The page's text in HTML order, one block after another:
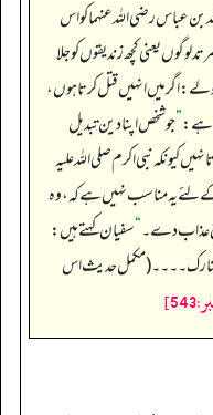
بن عباس رضی اللہ عنہما کو اس
لوگوں یعنی کچھ زندیقوں کو جلا
اگر میں انہیں قتل کرتا ہوں،
ہے:”جو شخص اپنا دین تبدیل
کیونکہ نبی اکرم صلی اللہ علیہ
یہ مناسب نہیں ہے کہ، وہ
عذاب دے۔“سفیان کہتے ہیں:
ک۔۔۔۔ (مکمل حدیث اس